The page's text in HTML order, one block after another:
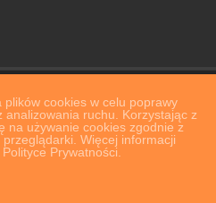
plików cookies w celu poprawy
analizowania ruchu. Korzystając z
na używanie cookies zgodnie z
Więcej informacji
Prywatności.